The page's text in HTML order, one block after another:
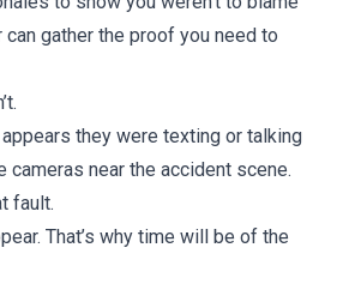
gather the proof you need to
they were texting or talking
near the accident scene.
fault.
That’s why time will be of the